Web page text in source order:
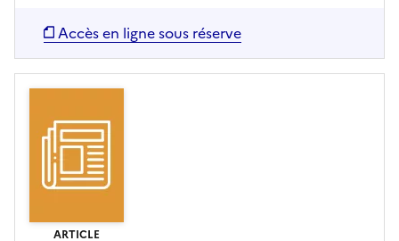
Accès en ligne sous réserve
ARTICLE